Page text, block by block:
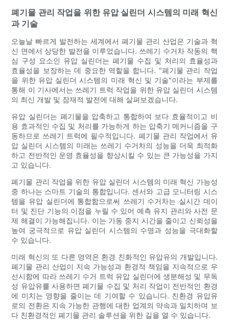
폐기물 관리 작업을 위한 유압 실린더 시스템의 미래 혁신
과 기술
오늘날 빠르게 발전하는 세계에서 폐기물 관리 산업은 기술과 혁
신 면에서 상당한 발전을 이루었습니다. 쓰레기 수거차 작동의 핵
심 구성 요소인 유압 실린더는 폐기물 수집 및 처리의 효율성과
효율성을 보장하는 데 중요한 역할을 합니다. "폐기물 관리 작업
을 위한 유압 실린더 시스템의 미래 혁신 및 기술"이라는 부제를
통해 이 기사에서는 쓰레기 트럭 작업을 위한 유압 실린더 시스템
의 최신 개발 및 잠재적 발전에 대해 살펴보겠습니다.
유압 실린더는 폐기물을 압축하고 통합하여 보다 효율적이고 비
용 효과적인 수집 및 처리를 가능하게 하는 압축기 메커니즘을 구
동하므로 쓰레기 트럭에 필수적입니다. 폐기물 관리 작업에서 유
압 실린더 시스템의 미래는 쓰레기 수거차의 성능을 더욱 최적화
하고 전반적인 운영 효율성을 향상시킬 수 있는 큰 가능성을 가지
고 있습니다.
폐기물 관리 작업을 위한 유압 실린더 시스템의 미래 혁신 가능성
중 하나는 스마트 기술의 통합입니다. 센서와 고급 모니터링 시스
템을 유압 실린더에 통합함으로써 쓰레기 수거차는 실시간 데이
터 및 진단 기능의 이점을 누릴 수 있어 예측 유지 관리와 사전 문
제 해결이 가능해집니다. 이는 가동 중지 시간을 줄이고 신뢰성을
높여 궁극적으로 유압 실린더 시스템의 수명과 성능을 극대화할
수 있습니다.
미래 혁신의 또 다른 영역은 환경 친화적인 유압유의 개발입니다.
폐기물 관리 산업이 지속 가능성과 환경적 책임을 지속적으로 우
선시함에 따라 쓰레기 수거 트럭 유압 실린더에 생분해성 및 무독
성 유압유를 사용하면 폐기물 수집 및 처리 작업이 전반적인 환경
에 미치는 영향을 줄이는 데 기여할 수 있습니다. 친환경 유압유
로의 전환은 지속 가능한 관행에 대한 업계의 약속과 일치하며 보
다 친환경적인 폐기물 관리 솔루션을 위한 길을 열 수 있습니다.